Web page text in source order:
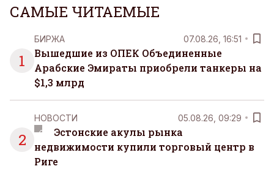
САМЫЕ ЧИТАЕМЫЕ
1
БИРЖА 07.08.26, 16:51
Вышедшие из ОПЕК Объединенные
Арабские Эмираты приобрели танкеры на
$1,3 млрд
2
НОВОСТИ 05.08.26, 09:29
Эстонские акулы рынка
недвижимости купили торговый центр в
Риге